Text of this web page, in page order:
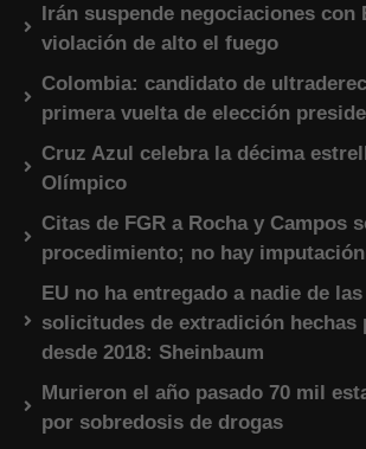
Irán suspende negociaciones con
violación de alto el fuego
Colombia: candidato de
primera vuelta de elección
Cruz Azul celebra la décima
Olímpico
Citas de FGR a Rocha y Campos
procedimiento; no hay
EU no ha entregado a nadie de las
solicitudes de extradición hechas
desde 2018: Sheinbaum
Murieron el año pasado 70 mil
por sobredosis de drogas